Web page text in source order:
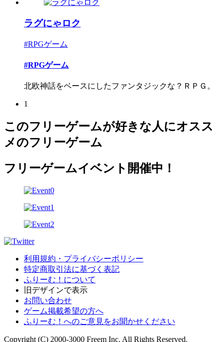
ラグにゃロク
#RPGゲーム
#RPGゲーム
北欧神話をベースにしたファンタジックな？ＲＰＧ。
1
このフリーゲームが好きな人にオスス
メのフリーゲーム
フリーゲームイベント開催中！
利用規約・プライバシーポリシー
特定商取引法に基づく表記
ふりーむ！について
旧デザインで表示
お問い合わせ
ゲーム掲載希望の方へ
ふりーむ！へのご意見をお聞かせください
Copyright (C) 2000-3000 Freem Inc. All Rights Reserved.